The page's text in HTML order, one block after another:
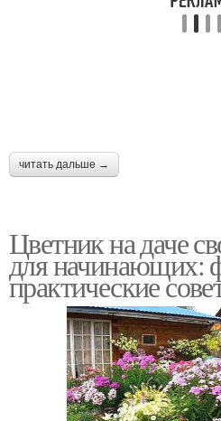
читать дальше →
Цветник на даче
для начинающих:
практические